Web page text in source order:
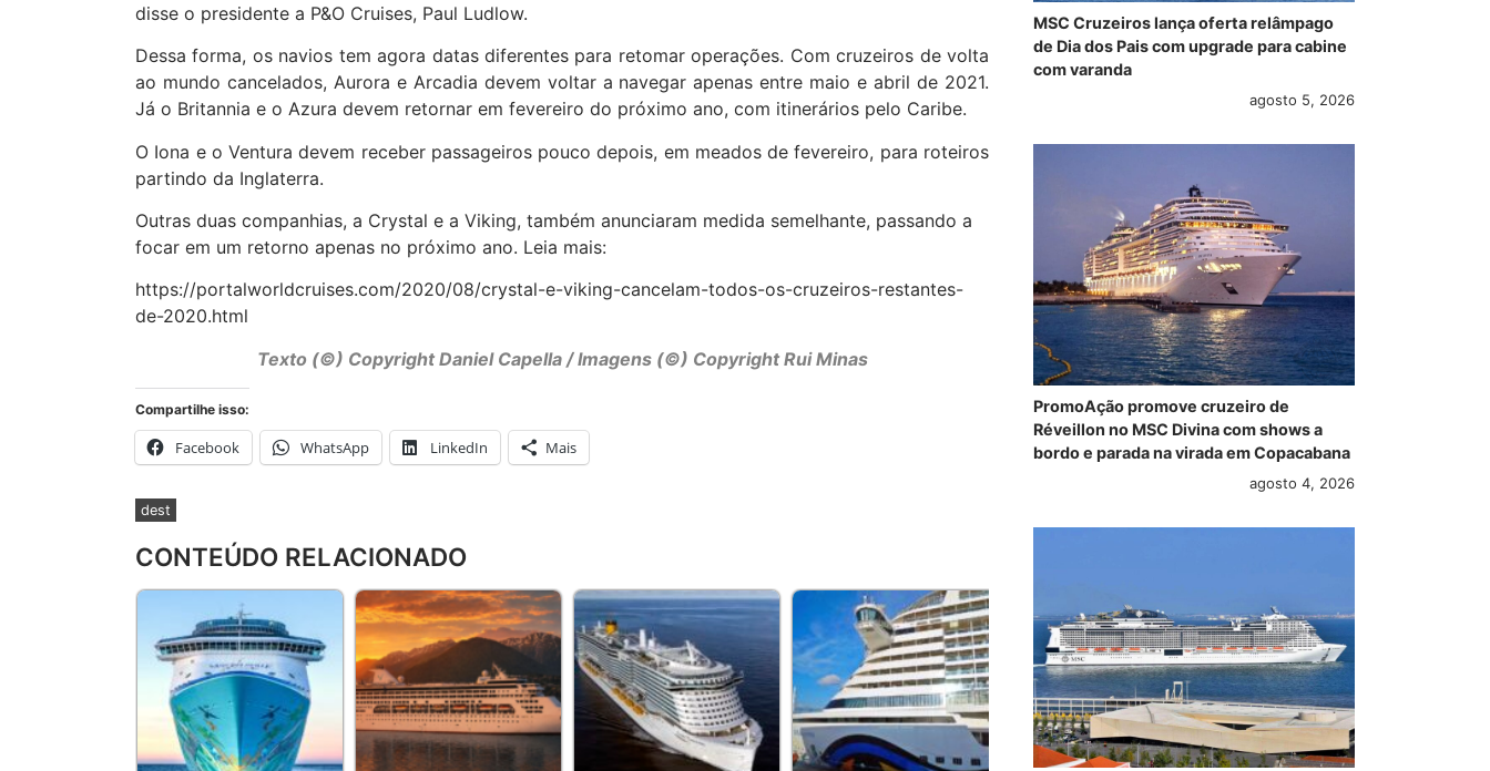
disse o presidente a P&O Cruises, Paul Ludlow.
Dessa forma, os navios tem agora datas diferentes para retomar operações. Com cruzeiros de volta
ao mundo cancelados, Aurora e Arcadia devem voltar a navegar apenas entre maio e abril de 2021.
Já o Britannia e o Azura devem retornar em fevereiro do próximo ano, com itinerários pelo Caribe.
O Iona e o Ventura devem receber passageiros pouco depois, em meados de fevereiro, para roteiros
partindo da Inglaterra.
Outras duas companhias, a Crystal e a Viking, também anunciaram medida semelhante, passando a
focar em um retorno apenas no próximo ano. Leia mais:
https://portalworldcruises.com/2020/08/crystal-e-viking-cancelam-todos-os-cruzeiros-restantes-
de-2020.html
Texto (©) Copyright Daniel Capella / Imagens (©) Copyright Rui Minas
Compartilhe isso:
Facebook WhatsApp LinkedIn Mais
dest
CONTEÚDO RELACIONADO
MSC Cruzeiros lança oferta relâmpago
de Dia dos Pais com upgrade para cabine
com varanda
agosto 5, 2026
PromoAção promove cruzeiro de
Réveillon no MSC Divina com shows a
bordo e parada na virada em Copacabana
agosto 4, 2026